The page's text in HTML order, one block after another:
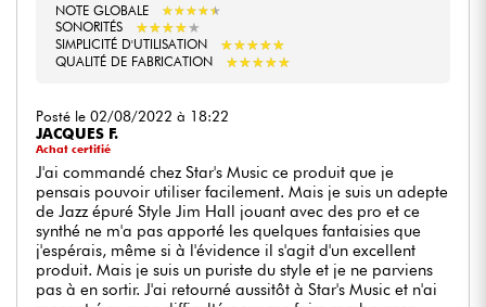
NOTE GLOBALE ★★★★★
★★★★★
SONORITÉS
★★★★★
★★★★★
SIMPLICITÉ D'UTILISATION ★★★★★
★★★★★
QUALITÉ DE FABRICATION ★★★★★
★★★★★
Posté le 02/08/2022 à 18:22
JACQUES F.
Achat certifié
J'ai commandé chez Star's Music ce produit que je
pensais pouvoir utiliser facilement. Mais je suis un adepte
de Jazz épuré Style Jim Hall jouant avec des pro et ce
synthé ne m'a pas apporté les quelques fantaisies que
j'espérais, même si à l'évidence il s'agit d'un excellent
produit. Mais je suis un puriste du style et je ne parviens
pas à en sortir. J'ai retourné aussitôt à Star's Music et n'ai